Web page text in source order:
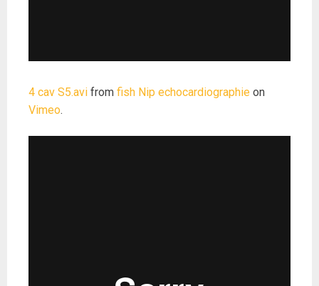
4 cav S5.avi from fish Nip echocardiographie on
Vimeo.